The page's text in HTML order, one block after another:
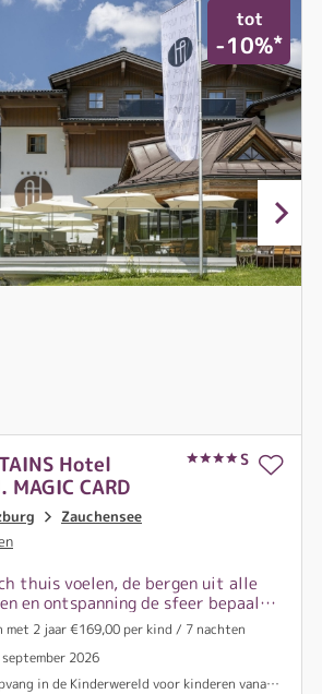
tot
-10%*
Hotel
CARD
S
Zauchensee
thuis voelen, de bergen uit alle
en ontspanning de sfeer bepaalt
bijzondere plek op u.
met 2 jaar €169,00 per kind / 7 nachten
2026
voor kinderen vanaf 3 jaar – dagelijks van 9:00 tot 21:00 uur (behalve op zaterdag)